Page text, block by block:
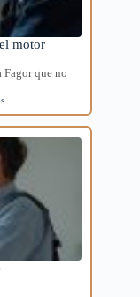
motor
Fagor que no